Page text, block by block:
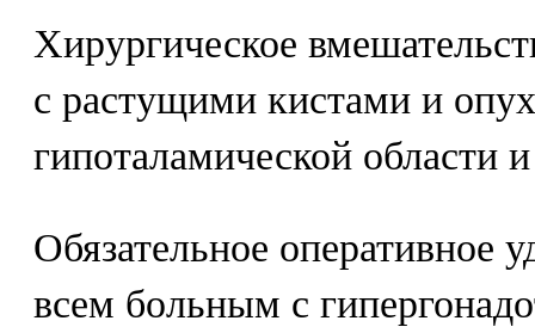
Хирургическое
с растущими кистами и
гипоталамической области
Обязательное оперативное
всем больным с